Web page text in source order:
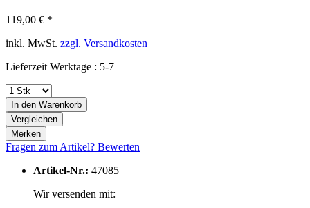
119,00 € *
inkl. MwSt. zzgl. Versandkosten
Lieferzeit Werktage : 5-7
In den Warenkorb
Vergleichen
Merken
Fragen zum Artikel? Bewerten
Artikel-Nr.: 47085
Wir versenden mit: